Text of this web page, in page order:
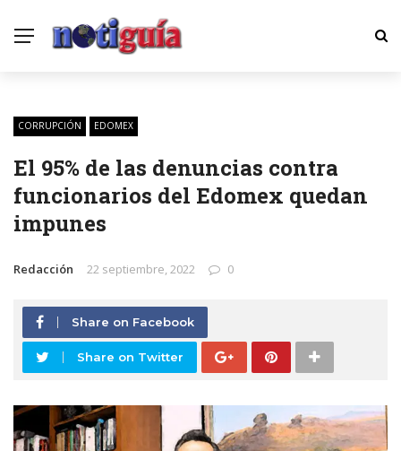
CORRUPCIÓN EDOMEX
El 95% de las denuncias contra
funcionarios del Edomex quedan
impunes
Redacción 22 septiembre, 2022 0
Share on Facebook
Share on Twitter